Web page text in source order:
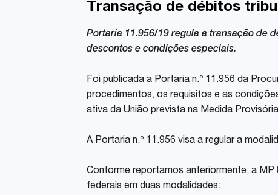
Transação de débitos
Portaria 11.956/19 regula a transação de
descontos e condições especiais.
Foi publicada a Portaria n.º 11.956 da
procedimentos, os requisitos e as
ativa da União prevista na Medida
A Portaria n.º 11.956 visa a regular a
Conforme reportamos anteriormente, a
federais em duas modalidades: